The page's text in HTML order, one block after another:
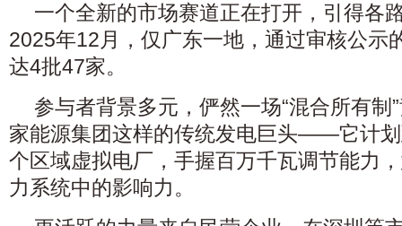
一个全新的市场赛道正在打开，引得各
2025年12月，仅广东一地，通过审核公示
达4批47家。
参与者背景多元，俨然一场“混合所有制
家能源集团这样的传统发电巨头——它计
个区域虚拟电厂，手握百万千瓦调节能力
力系统中的影响力。